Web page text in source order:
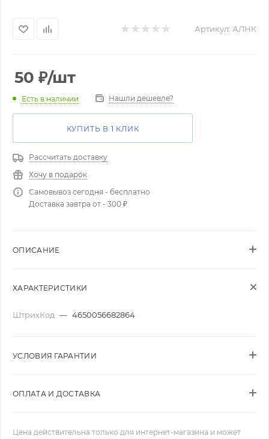
Артикул: АЛНК
50 ₽/шт
Есть в наличии Нашли дешевле?
КУПИТЬ В 1 КЛИК
Рассчитать доставку
Хочу в подарок
Самовывоз сегодня - бесплатно
Доставка завтра от - 300 ₽
ОПИСАНИЕ
ХАРАКТЕРИСТИКИ
ШтрихКод — 4650056682864
УСЛОВИЯ ГАРАНТИИ
ОПЛАТА И ДОСТАВКА
Цена действительна только для интернет-магазина и может